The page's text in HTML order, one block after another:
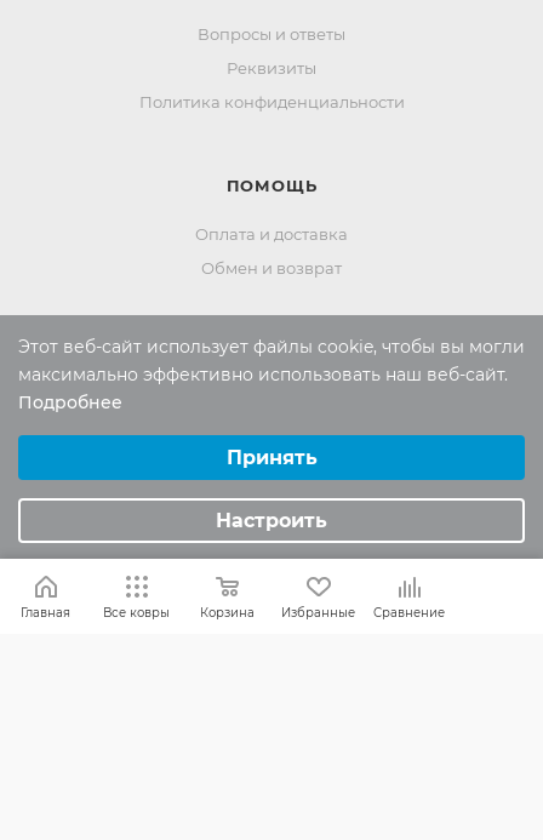
Вопросы и ответы
Реквизиты
Политика конфиденциальности
ПОМОЩЬ
Оплата и доставка
Обмен и возврат
Россия:
8 (800) 101-38-97
Отдел продаж:info@mr-kover.ru
Тех. поддержка:support
2022-2026 © Интернет магазин
MR-KOVER.RU
Авторские права защищены. Воспроизведение
Главная Все ковры Корзина Избранные Сравнение
Этот веб-сайт использует файлы cookie, чтобы вы могли
максимально эффективно использовать наш веб-сайт.
Подробнее
Аналитические/Функциональные
Принять
Настроить